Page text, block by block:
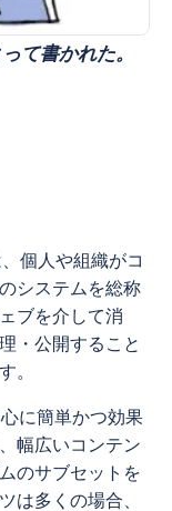
て書かれた。
個人や組織がコ
システムを総称
ブを介して消
・公開すること
。
に簡単かつ効果
幅広いコンテン
のサブセットを
は多くの場合、